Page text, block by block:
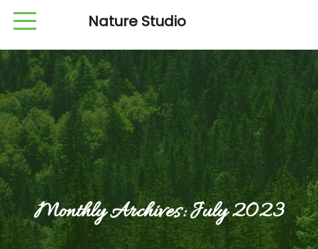
Nature Studio
Monthly Archives:July 2023